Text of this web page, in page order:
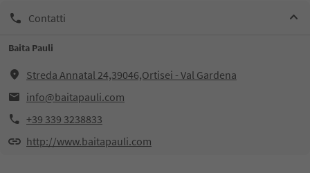
Contatti
Baita Pauli
Streda Annatal 24,39046,Ortisei - Val Gardena
info@baitapauli.com
+39 339 3238833
http://www.baitapauli.com